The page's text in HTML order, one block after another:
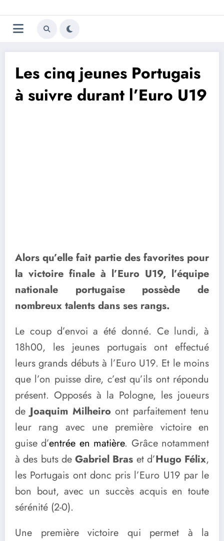
au
contenu
Trivela
L'actualité du football
Les cinq jeunes Portugais
à suivre durant l’Euro U19
Alors qu’elle fait partie des favorites pour
la victoire finale à l’Euro U19, l’équipe
nationale portugaise possède de
nombreux talents dans ses rangs.
Le coup d’envoi a été donné. Ce lundi, à
18h00, les jeunes portugais ont effectué
leurs grands débuts à l’Euro U19. Et le moins
que l’on puisse dire, c’est qu’ils ont répondu
présent. Opposés à la Pologne, les joueurs
deJoaquim Milheiro ont parfaitement tenu
leur rang avec une première victoire en
guise d’entrée en matière. Grâce notamment
à des buts de Gabriel Bras et d’Hugo Félix,
les Portugais ont donc pris l’Euro U19 par le
bon bout, avec un succès acquis en toute
sérénité (2-0).
Une première victoire qui permet à la